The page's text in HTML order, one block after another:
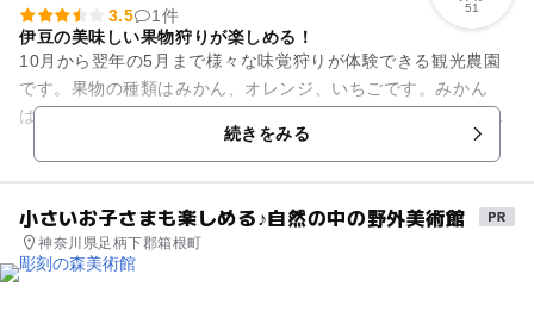
51
3.5
1件
伊豆の美味しい果物狩りが楽しめる！
10月から翌年の5月まで様々な味覚狩りが体験できる観光農園
です。果物の種類はみかん、オレンジ、いちごです。みかん
は、早生みかん、温州みかんなど、色々な種類が時期によって
楽しむことができます。 ...
続きをみる
小さいお子さまも楽しめる♪自然の中の野外美術館
神奈川県足柄下郡箱根町